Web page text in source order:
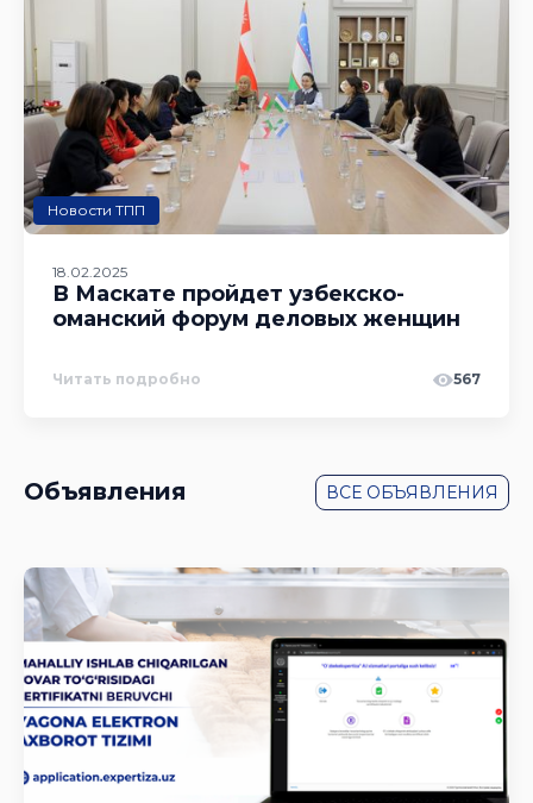
Новости ТПП
18.02.2025
В Маскате пройдет узбекско-
оманский форум деловых женщин
Читать подробно 567
Объявления ВСЕ ОБЪЯВЛЕНИЯ